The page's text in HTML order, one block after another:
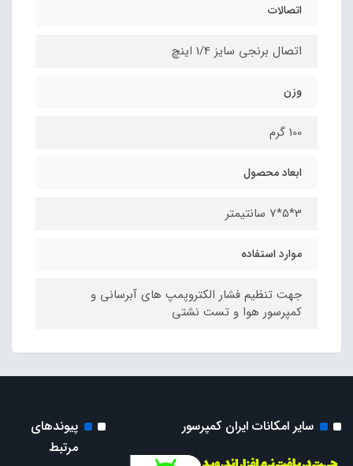
اتصالات
اتصال برنجی سایز 1/4 اینچ
وزن
100 گرم
ابعاد محصول
3*5*7 سانتیمتر
موارد استفاده
جهت تنظیم فشار الکتروپمپ های آبرسانی و
کمپرسور هوا و تست نشتی
سایر امکانات ایران کمپرسور
پیوندهای
مرتبط